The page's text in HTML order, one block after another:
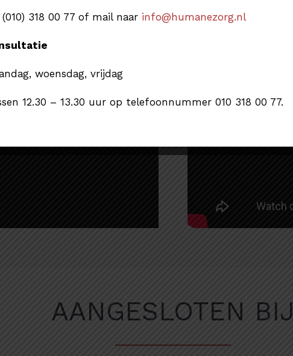
AANGESLOTEN BIJ
(010) 318 00 77 of mail naar info@humanezorg.nl
woensdag, vrijdag
12.30 – 13.30 uur op telefoonnummer 010 318 00 77.